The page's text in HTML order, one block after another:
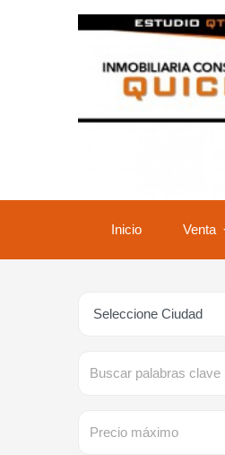
Inicio Venta